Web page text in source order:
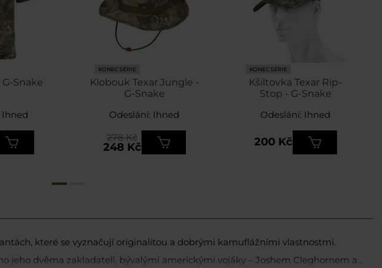
Snake
Ihned
KONEC SÉRIE
Klobouk Texar Jungle -
G-Snake
Odeslání: Ihned
248 Kč
278 Kč
KONEC SÉRIE
Kšiltovka Texar Rip-
Stop - G-Snake
Odeslání: Ihned
200 Kč
které se vyznačují originalitou a dobrými kamuflážními vlastnostmi.
jeho dvěma zakladateli, bývalými americkými vojáky – Joshem Cleghornem a